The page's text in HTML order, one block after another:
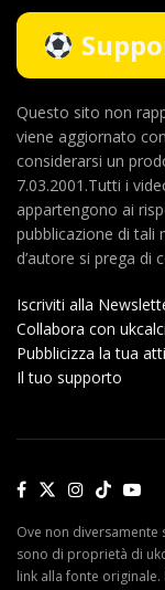
Questo sito non
viene aggiornato
considerarsi un
7.03.2001.Tutti i
appartengono ai
pubblicazione di tali
d’autore si prega
Iscriviti alla
Collabora con
Pubblicizza la tua
Il tuo supporto
Ove non
sono di proprietà di
link alla fonte